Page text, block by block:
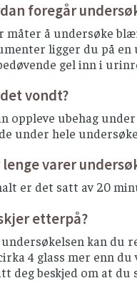
foregår
måter å undersøke
ligger du på en
gel inn i
vondt?
oppleve ubehag
under hele
lenge varer
er det satt av 20
etterpå?
kan du
4 glass mer enn
deg beskjed om at du